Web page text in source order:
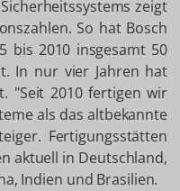
zeigt
So hat Bosch
bis 2010 insgesamt 50
In nur vier Jahren hat
"Seit 2010 fertigen wir
als das altbekannte
Fertigungsstätten
aktuell in Deutschland,
Indien und Brasilien.